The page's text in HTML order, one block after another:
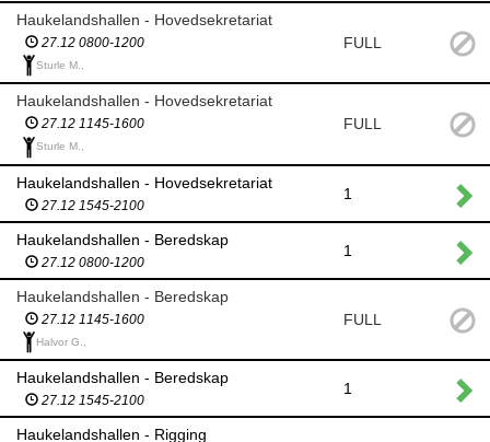
Haukelandshallen - Hovedsekretariat
27.12 0800-1200
Sturle M.,
FULL
Haukelandshallen - Hovedsekretariat
27.12 1145-1600
Sturle M.,
FULL
Haukelandshallen - Hovedsekretariat
27.12 1545-2100
1
Haukelandshallen - Beredskap
27.12 0800-1200
1
Haukelandshallen - Beredskap
27.12 1145-1600
Halvor G.,
FULL
Haukelandshallen - Beredskap
27.12 1545-2100
1
Haukelandshallen - Rigging